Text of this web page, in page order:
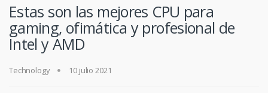
Estas son las mejores CPU para
gaming, ofimática y profesional de
Intel y AMD
Technology 10 julio 2021